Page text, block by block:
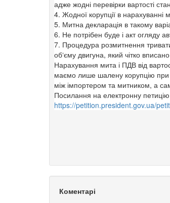
адже жодні перевірки вартості
4. Жодної корупції в
5. Митна декларація в такому
6. Не потрібен буде і акт огляду
7. Процедура розмитнення
об‘єму двигуна, який чітко
Нарахування мита і ПДВ від
маємо лише шалену корупцію при
між імпортером та митником, а
Посилання на електронну
https://petition.president.gov.ua/
Коментарі